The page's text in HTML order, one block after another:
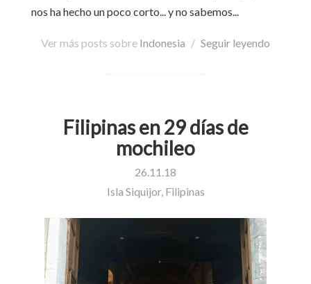
nos ha hecho un poco corto... y no sabemos...
Ver más posts sobre Indonesia / Seguir leyendo
Filipinas en 29 días de
mochileo
26.11.18
Isla Siquijor, Filipinas